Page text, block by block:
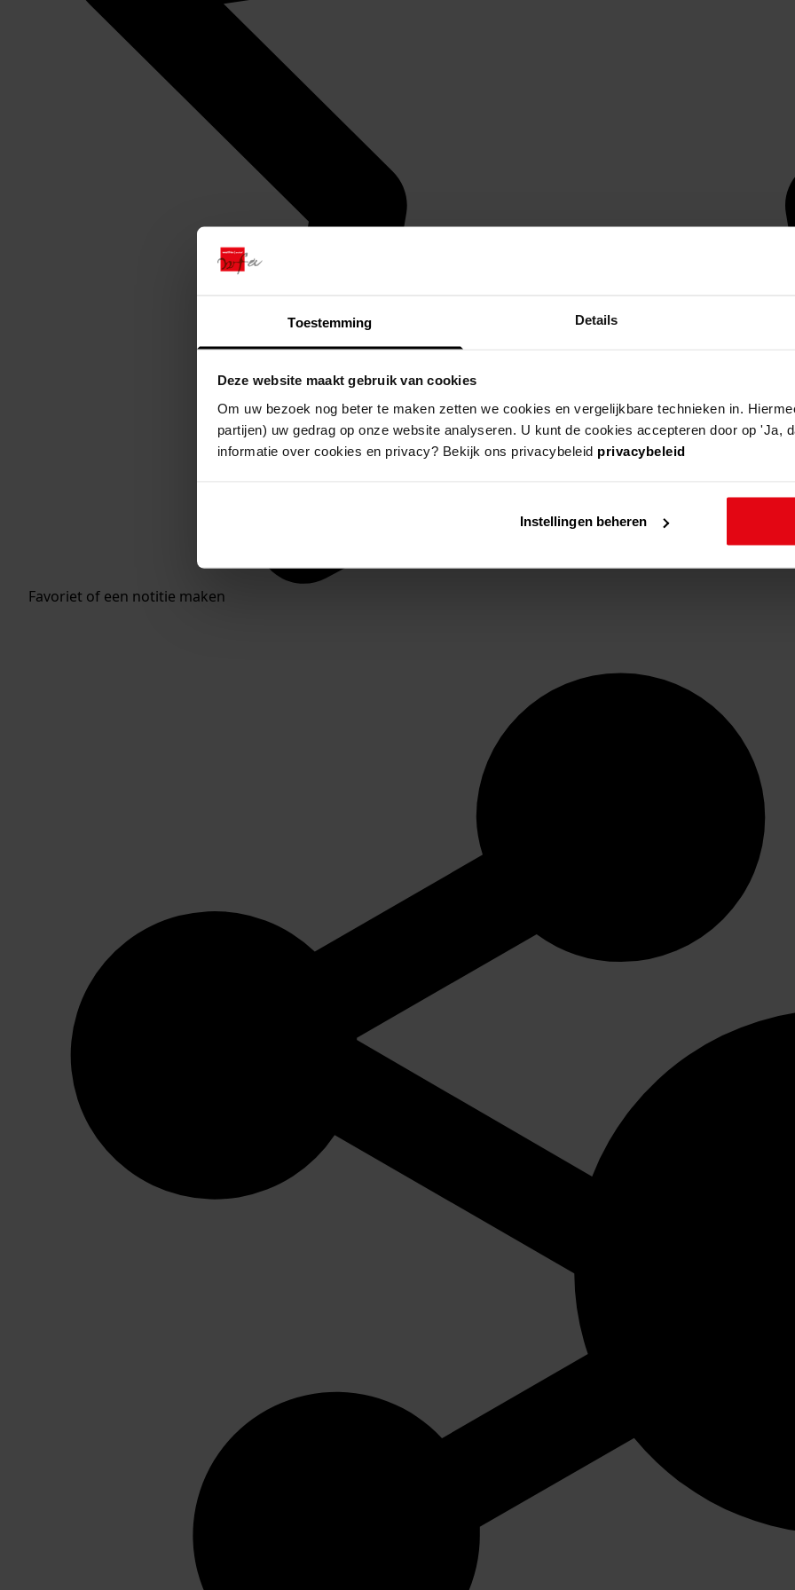
Toestemming Details
Deze website maakt gebruik van cookies
Om uw bezoek nog beter te maken zetten we cookies en vergelijkbare technieken in.
partijen) uw gedrag op onze website analyseren. U kunt de cookies accepteren door op 'Ja,
informatie over cookies en privacy? Bekijk ons privacybeleid privacybeleid
Instellingen beheren
Favoriet of een notitie maken